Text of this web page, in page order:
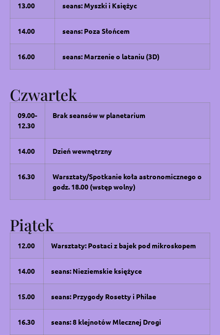
13.00 seans: Myszki i Księżyc
14.00 seans: Poza Słońcem
16.00 seans: Marzenie o lataniu (3D)
Czwartek
09.00-
12.30
Brak seansów w planetarium
14.00 Dzień wewnętrzny
16.30
Warsztaty/Spotkanie koła astronomicznego o
godz. 18.00 (wstęp wolny)
Piątek
12.00 Warsztaty: Postaci z bajek pod mikroskopem
14.00 seans: Nieziemskie księżyce
15.00 seans: Przygody Rosetty i Philae
16.30 seans: 8 klejnotów Mlecznej Drogi